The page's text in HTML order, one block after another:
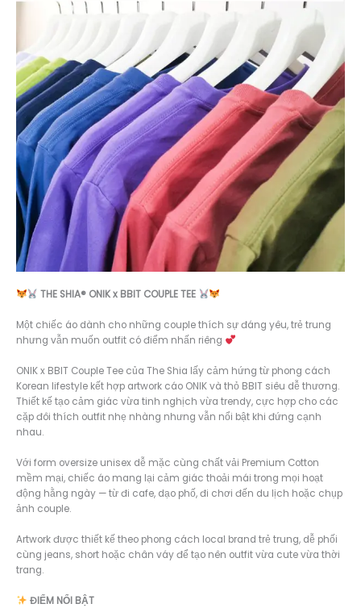
THE SHIA® ONIK x BBIT COUPLE TEE
Một chiếc áo dành cho những couple thích sự đáng yêu, trẻ trung
nhưng vẫn muốn outfit có điểm nhấn riêng
ONIK x BBIT Couple Tee của The Shia lấy cảm hứng từ phong cách
Korean lifestyle kết hợp artwork cáo ONIK và thỏ BBIT siêu dễ thương.
Thiết kế tạo cảm giác vừa tinh nghịch vừa trendy, cực hợp cho các
cặp đôi thích outfit nhẹ nhàng nhưng vẫn nổi bật khi đứng cạnh
nhau.
Với form oversize unisex dễ mặc cùng chất vải Premium Cotton
mềm mại, chiếc áo mang lại cảm giác thoải mái trong mọi hoạt
động hằng ngày — từ đi cafe, dạo phố, đi chơi đến du lịch hoặc chụp
ảnh couple.
Artwork được thiết kế theo phong cách local brand trẻ trung, dễ phối
cùng jeans, short hoặc chân váy để tạo nên outfit vừa cute vừa thời
trang.
ĐIỂM NỔI BẬT